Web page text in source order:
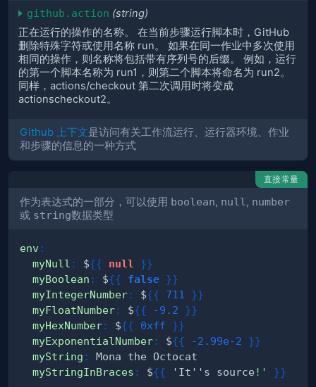
github.action (string)
正在运行的操作的名称。 在当前步骤运行脚本时，GitHub
删除特殊字符或使用名称 run。 如果在同一作业中多次使用
相同的操作，则名称将包括带有序列号的后缀。 例如，运行
的第一个脚本名称为 run1，则第二个脚本将命名为 run2。
同样，actions/checkout 第二次调用时将变成
actionscheckout2。
Github 上下文是访问有关工作流运行、运行器环境、作业
和步骤的信息的一种方式
直接常量
作为表达式的一部分，可以使用 boolean, null , number
或 string数据类型
env:
myNull : ${{ null }}
myBoolean : ${{ false }}
myIntegerNumber: ${{ 711 }}
myFloatNumber: ${{ -9.2 }}
myHexNumber: ${{ 0xff }}
myExponentialNumber: ${{ -2.99e-2 }}
myString :
myStringInBraces : ${{ 'It''s source !' }}